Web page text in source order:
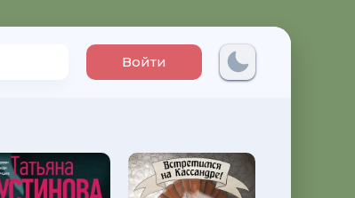
Войти